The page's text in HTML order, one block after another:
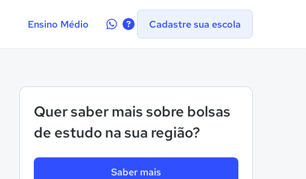
Ensino Médio
Contate-Cadastre sua escola
Quer saber mais sobre bolsas
de estudo na sua região?
Saber mais